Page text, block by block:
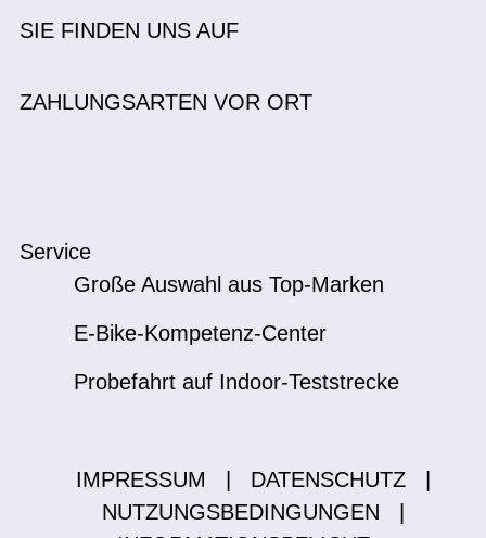
SIE FINDEN UNS AUF
ZAHLUNGSARTEN VOR ORT
Service
Große Auswahl aus Top-Marken
E-Bike-Kompetenz-Center
Probefahrt auf Indoor-Teststrecke
IMPRESSUM DATENSCHUTZ
NUTZUNGSBEDINGUNGEN